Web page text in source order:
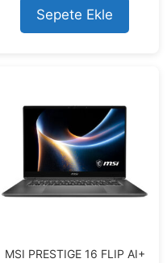
o
f
5
Sepete Ekle
MSI PRESTIGE 16 FLIP AI+